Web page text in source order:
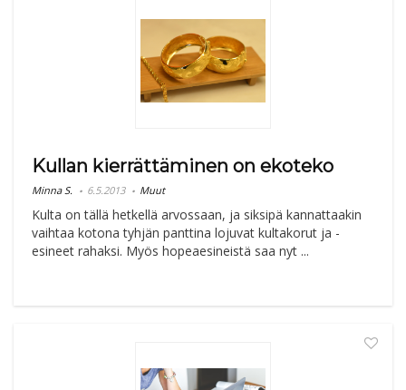
Kullan kierrättäminen on ekoteko
Minna S. 6.5.2013 Muut
Kulta on tällä hetkellä arvossaan, ja siksipä kannattaakin
vaihtaa kotona tyhjän panttina lojuvat kultakorut ja -
esineet rahaksi. Myös hopeaesineistä saa nyt ...